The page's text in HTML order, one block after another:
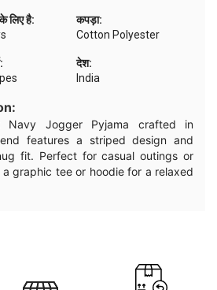
लिए है:
कपड़ा:
Cotton Polyester
देश:
India
Navy Jogger Pyjama crafted in
features a striped design and
fit. Perfect for casual outings or
graphic tee or hoodie for a relaxed